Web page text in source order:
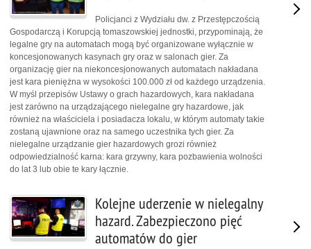
Policjanci z Wydziału dw. z Przestępczością
Gospodarczą i Korupcją tomaszowskiej jednostki, przypominają, że
legalne gry na automatach mogą być organizowane wyłącznie w
koncesjonowanych kasynach gry oraz w salonach gier. Za
organizację gier na niekoncesjonowanych automatach nakładana
jest kara pieniężna w wysokości 100.000 zł od każdego urządzenia.
W myśl przepisów Ustawy o grach hazardowych, kara nakładana
jest zarówno na urządzającego nielegalne gry hazardowe, jak
również na właściciela i posiadacza lokalu, w którym automaty takie
zostaną ujawnione oraz na samego uczestnika tych gier. Za
nielegalne urządzanie gier hazardowych grozi również
odpowiedzialność karna: kara grzywny, kara pozbawienia wolności
do lat 3 lub obie te kary łącznie.
Kolejne uderzenie w nielegalny
hazard. Zabezpieczono pięć
automatów do gier